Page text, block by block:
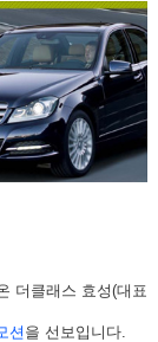
더클래스 효성(대표
션 을 선보입니다.